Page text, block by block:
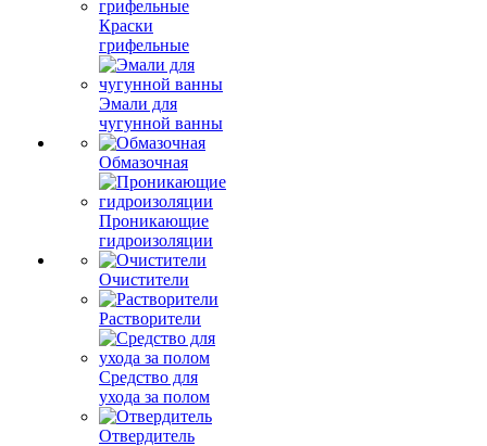
Краски
грифельные
Эмали для
чугунной ванны
Обмазочная
Проникающие
гидроизоляции
Очистители
Растворители
Средство для
ухода за полом
Отвердитель